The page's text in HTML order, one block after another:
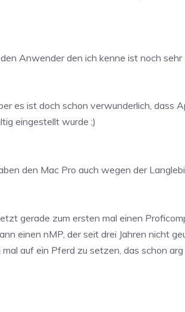
Anwender den ich kenne ist noch sehr
es ist doch schon verwunderlich, dass
eingestellt wurde ;)
den Mac Pro auch wegen der
gerade zum ersten mal einen
einen nMP, der seit drei Jahren nicht
auf ein Pferd zu setzen, das schon arg